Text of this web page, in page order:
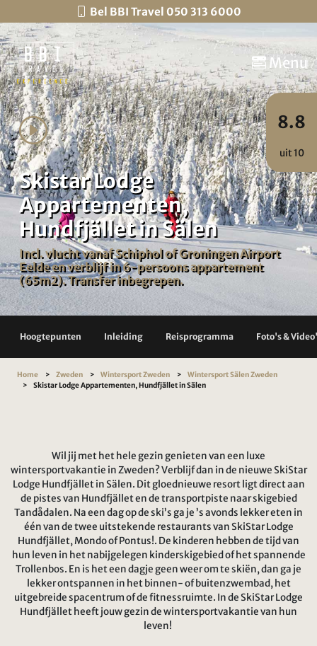
Bel BBI Travel 050 313 6000
Menu
8.8
uit 10
Skistar Lodge
Appartementen,
Hundfjället in Sälen
Incl. vlucht vanaf Schiphol of Groningen Airport
Eelde en verblijf in 6-persoons appartement
(65m2). Transfer inbegrepen.
Hoogtepunten Inleiding Reisprogramma Foto's &
Home Zweden Wintersport Zweden
Wintersport Sälen Zweden
Skistar Lodge Appartementen, Hundfjället in Sälen
Wil jij met het hele gezin genieten van een luxe
wintersportvakantie in Zweden? Verblijf dan in de nieuwe SkiStar
Lodge Hundfjället in Sälen. Dit gloednieuwe resort ligt direct aan
de pistes van Hundfjället en de transportpiste naar skigebied
Tandådalen. Na een dag op de ski’s ga je ’s avonds lekker eten in
één van de twee uitstekende restaurants van SkiStar Lodge
Hundfjället, Mondo of Pontus!. De kinderen hebben de tijd van
hun leven in het nabijgelegen kinderskigebied of het spannende
Trollenbos. En is het een dagje geen weer om te skiën, dan ga je
lekker ontspannen in het binnen- of buitenzwembad, het
uitgebreide spacentrum of de fitnessruimte. In de SkiStar Lodge
Hundfjället heeft jouw gezin de wintersportvakantie van hun
leven!